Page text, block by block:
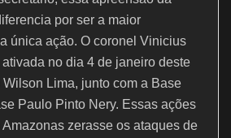
por ser a maior
única ação. O coronel Vinicius
ativada no dia 4 de janeiro deste
Lima, junto com a Base
Paulo Pinto Nery. Essas ações
zerasse os ataques de